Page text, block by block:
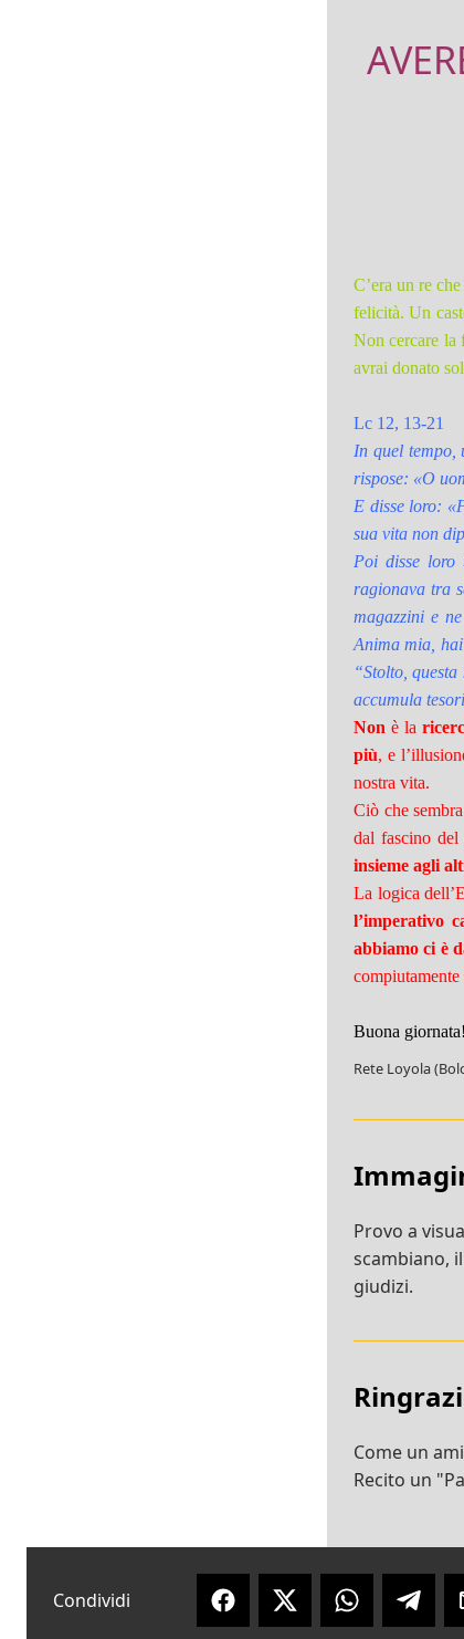
C’era un re
felicità. Un
Non cercare la
avrai donato
Lc 12, 13-21
In quel tempo,
rispose: «O
E disse loro:
sua vita non
Poi disse loro
ragionava tra
magazzini e
Anima mia,
“Stolto,
accumula
Non è la
più, e
nostra vita.
Ciò che
dal fascino
insieme agli
La logica
l’imperativo
abbiamo ci è
compiutamente
Buona giornata!
Rete Loyola
Provo a
scambiano,
giudizi.
Come un
Recito un
Condividi